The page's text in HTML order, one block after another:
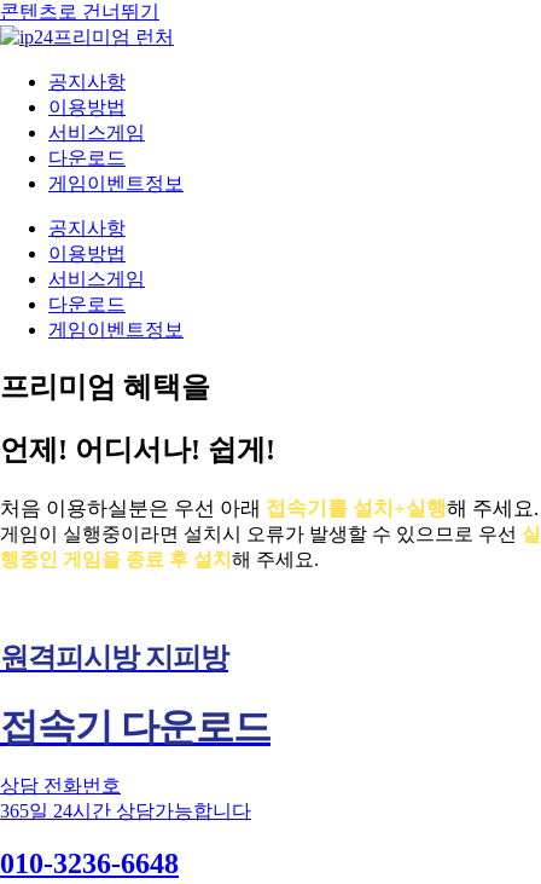
콘텐츠로 건너뛰기
공지사항
이용방법
서비스게임
다운로드
게임이벤트정보
공지사항
이용방법
서비스게임
다운로드
게임이벤트정보
프리미엄 혜택을
언제! 어디서나! 쉽게!
처음 이용하실분은 우선 아래 접속기를 설치+실행해 주세요.
게임이 실행중이라면 설치시 오류가 발생할 수 있으므로 우선 실
행중인 게임을 종료 후 설치 해 주세요.
원격피시방 지피방
접속기 다운로드
상담 전화번호
365일 24시간 상담가능합니다
010-3236-6648